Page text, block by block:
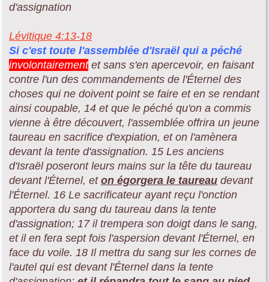
d'assignation
Lévitique 4:13-18
Si c'est toute l'assemblée d'Israël qui a péché
involontairement et sans s'en apercevoir, en faisant
contre l'un des commandements de l'Éternel des
choses qui ne doivent point se faire et en se rendant
ainsi coupable, 14 et que le péché qu'on a commis
vienne à être découvert, l'assemblée offrira un jeune
taureau en sacrifice d'expiation, et on l'amènera
devant la tente d'assignation. 15 Les anciens
d'Israël poseront leurs mains sur la tête du taureau
devant l'Éternel, et on égorgera le taureau devant
l'Éternel. 16 Le sacrificateur ayant reçu l'onction
apportera du sang du taureau dans la tente
d'assignation; 17 il trempera son doigt dans le sang,
et il en fera sept fois l'aspersion devant l'Éternel, en
face du voile. 18 Il mettra du sang sur les cornes de
l'autel qui est devant l'Éternel dans la tente